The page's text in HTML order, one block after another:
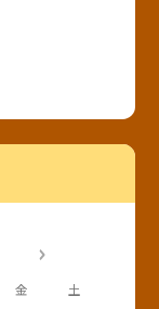
金 土